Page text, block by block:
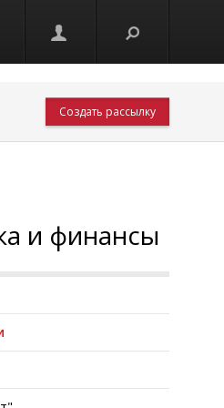
Создать рассылку
и финансы